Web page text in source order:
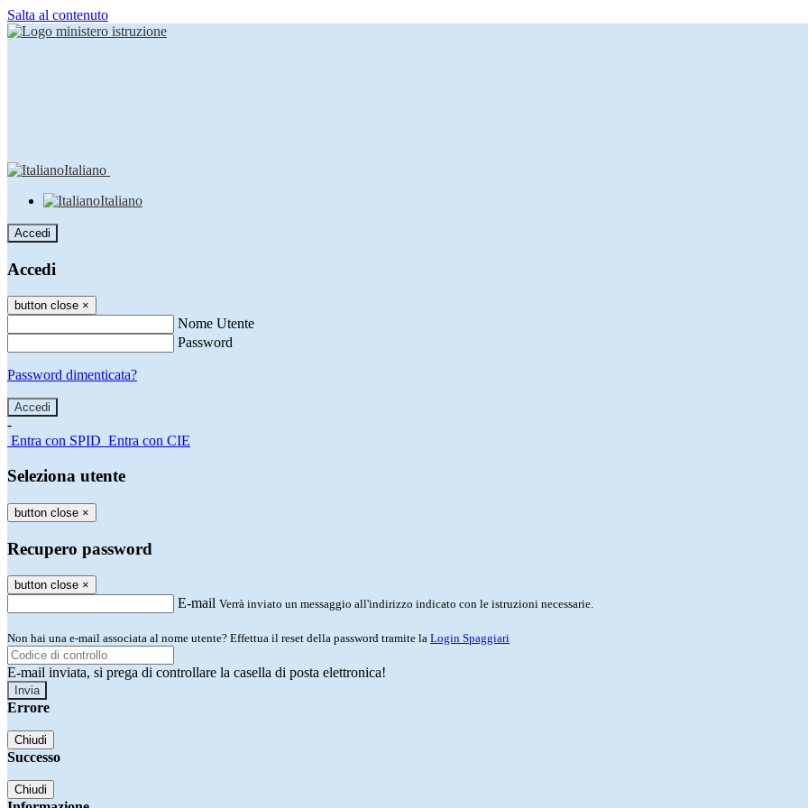
Salta al contenuto
Italiano
Italiano
Accedi
Accedi
button close ×
Nome Utente
Password
Password dimenticata?
-
Entra con SPID Entra con CIE
Seleziona utente
button close ×
Recupero password
button close ×
E-mail Verrà inviato un messaggio all'indirizzo indicato con le istruzioni necessarie.
Non hai una e-mail associata al nome utente? Effettua il reset della password tramite la Login Spaggiari
E-mail inviata, si prega di controllare la casella di posta elettronica!
Errore
Chiudi
Successo
Chiudi